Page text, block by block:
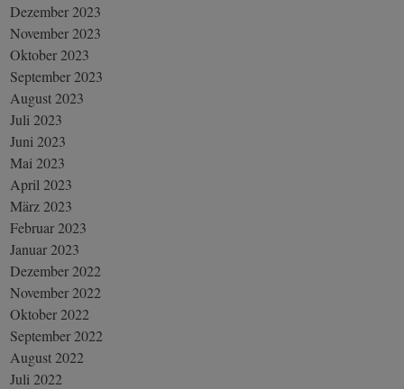
Dezember 2023
November 2023
Oktober 2023
September 2023
August 2023
Juli 2023
Juni 2023
Mai 2023
April 2023
März 2023
Februar 2023
Januar 2023
Dezember 2022
November 2022
Oktober 2022
September 2022
August 2022
Juli 2022